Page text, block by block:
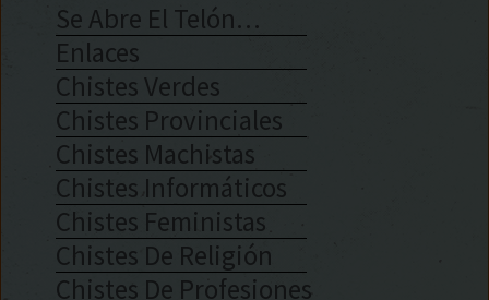
Se Abre El Telón…
Enlaces
Chistes Verdes
Chistes Provinciales
Chistes Machistas
Chistes Informáticos
Chistes Feministas
Chistes De Religión
Chistes De Profesiones